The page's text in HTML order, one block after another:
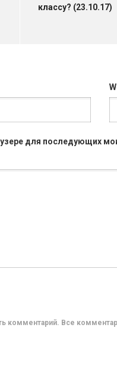
классу? (23.10.17)
для последующих
комментарий. Все